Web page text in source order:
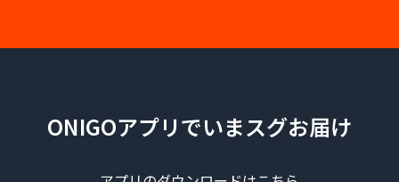
ONIGOアプリでいまスグお届け